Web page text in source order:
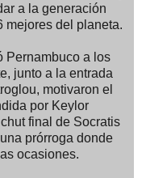
a la generación
mejores del planeta.
Pernambuco a los
junto a la entrada
motivaron el
por Keylor
final de Socratis
prórroga donde
ocasiones.